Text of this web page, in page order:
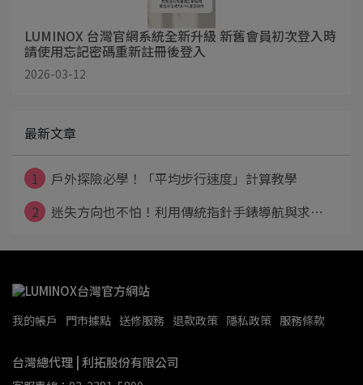
LUMINOX 台灣官網系統全新升級 新舊會員初次登入時
請使用忘記密碼重新註冊後登入
2026-03-12
最新文章
1
戶外探險必學！「平均步行速度」計算教學
2
迷失方向也不怕！利用傳統指針手錶導航與求⋯
我的帳戶 門市據點 送修服務 退款政策 隱私政策 服務條款
台灣總代理 | 利拓股份有限公司